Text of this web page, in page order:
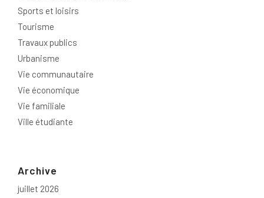
Sports et loisirs
Tourisme
Travaux publics
Urbanisme
Vie communautaire
Vie économique
Vie familiale
Ville étudiante
Archive
juillet 2026